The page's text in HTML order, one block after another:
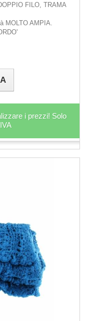
FILO, TRAMA
MOLTO AMPIA.
i prezzi! Solo